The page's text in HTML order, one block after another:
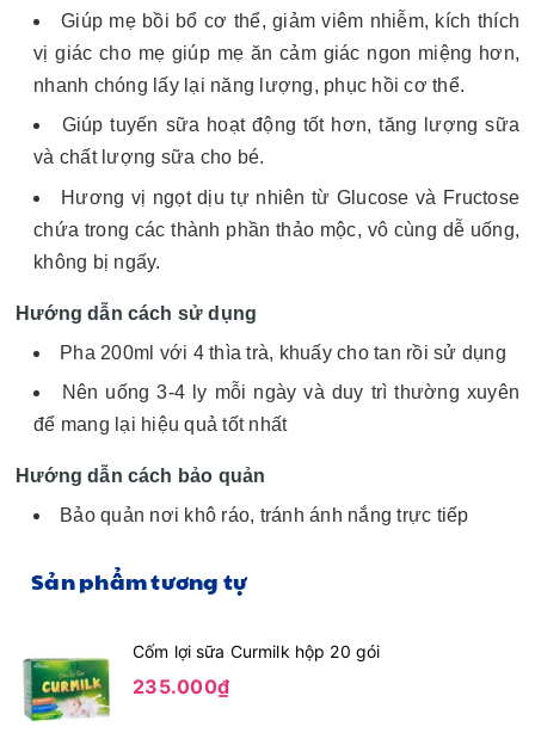
Giúp mẹ bồi bổ cơ thể, giảm viêm nhiễm, kích thích
vị giác cho mẹ giúp mẹ ăn cảm giác ngon miệng hơn,
nhanh chóng lấy lại năng lượng, phục hồi cơ thể.
Giúp tuyến sữa hoạt động tốt hơn, tăng lượng sữa
và chất lượng sữa cho bé.
Hương vị ngọt dịu tự nhiên từ Glucose và Fructose
chứa trong các thành phần thảo mộc, vô cùng dễ uống,
không bị ngấy.
Hướng dẫn cách sử dụng
Pha 200ml với 4 thìa trà, khuấy cho tan rồi sử dụng
Nên uống 3-4 ly mỗi ngày và duy trì thường xuyên
để mang lại hiệu quả tốt nhất
Hướng dẫn cách bảo quản
Bảo quản nơi khô ráo, tránh ánh nắng trực tiếp
Sản phẩm tương tự
Cốm lợi sữa Curmilk hộp 20 gói
235.000₫